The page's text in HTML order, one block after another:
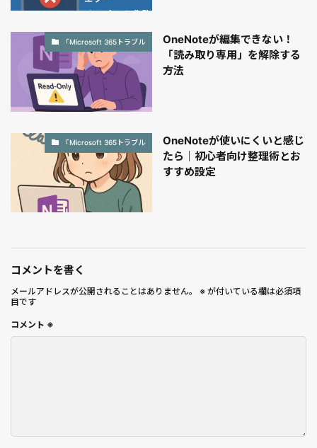
「Microsoft 365トラブル
OneNoteが編集できない！
「読み取り専用」を解除する
方法
「Microsoft 365トラブル
OneNoteが使いにくいと感じ
たら｜初心者向け整理術とお
すすめ設定
コメントを書く
メールアドレスが公開されることはありません。 ※ が付いている欄は必須項
目です
コメント ※